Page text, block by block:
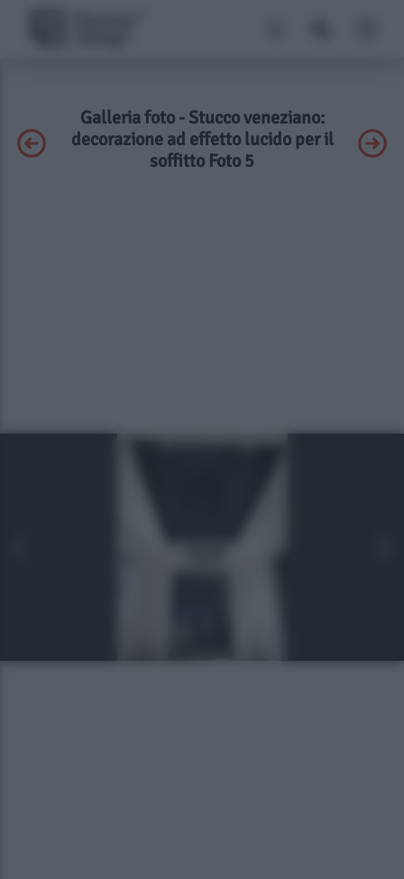
Galleria foto - Stucco veneziano:
decorazione ad effetto lucido per il
soffitto Foto 5